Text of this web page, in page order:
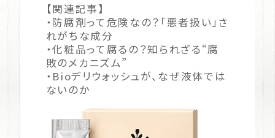
【関連記事】
・ 防腐剤って危険なの？「悪者扱い」さ
れがちな成分
・化粧品って腐るの？知られざる“腐
敗のメカニズム”
・ Bioデリウォッシュが、なぜ液体では
ないのか